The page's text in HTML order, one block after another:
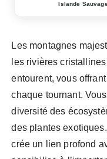
Islande
Les montagnes
les rivières
entourent, vous
chaque tournant.
diversité des
des plantes
crée un lien profond